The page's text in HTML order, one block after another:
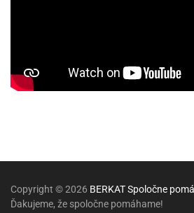
Copyright © 2026 BERKAT Spoločne
Ďakujeme, že spoločne pomáhame!